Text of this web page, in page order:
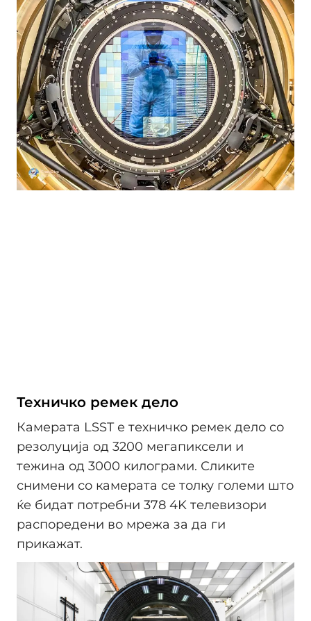
Техничко ремек дело
Камерата LSST е техничко ремек дело со
резолуција од 3200 мегапиксели и
тежина од 3000 килограми. Сликите
снимени со камерата се толку големи што
ќе бидат потребни 378 4K телевизори
распоредени во мрежа за да ги
прикажат.